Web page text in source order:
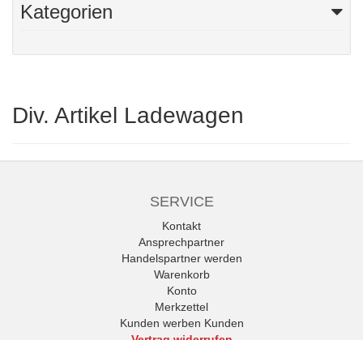
Kategorien
Div. Artikel Ladewagen
SERVICE
Kontakt
Ansprechpartner
Handelspartner werden
Warenkorb
Konto
Merkzettel
Kunden werben Kunden